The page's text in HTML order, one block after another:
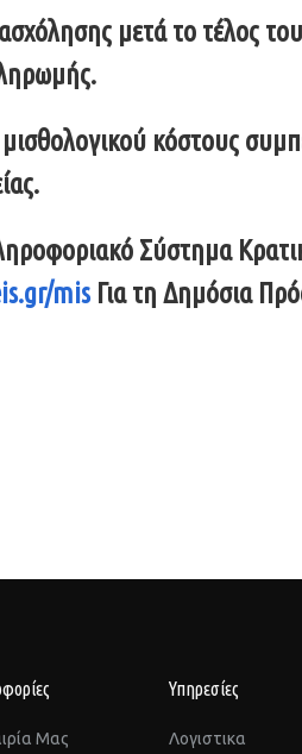
μετά το τέλος
κόστους
Σύστημα
mis Για τη Δημόσια
Μας
Υπηρεσίες
Λογιστικα